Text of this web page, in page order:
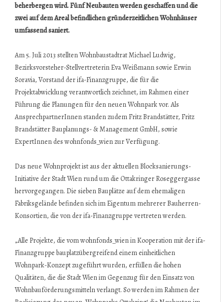
beherbergen wird. Fünf Neubauten werden geschaffen und die
zwei auf dem Areal befindlichen gründerzeitlichen Wohnhäuser
umfassend saniert.
Am 5. Juli 2013 stellten Wohnbaustadtrat Michael Ludwig,
Bezirksvorsteher-Stellvertreterin Eva Weißmann sowie Erwin
Soravia, Vorstand der ifa-Finanzgruppe, die für die
Projektabwicklung verantwortlich zeichnet, im Rahmen einer
Führung die Planungen für den neuen Wohnpark vor. Als
AnsprechpartnerInnen standen zudem Fritz Brandstätter, Fritz
Brandstätter Bauplanungs- & Management GmbH, sowie
ExpertInnen des wohnfonds_wien zur Verfügung.
Das neue Wohnprojekt ist aus der aktuellen Blocksanierungs-
Initiative der Stadt Wien rund um die Ottakringer Roseggergasse
hervorgegangen. Die sieben Bauplätze auf dem ehemaligen
Fabriksgelände befinden sich im Eigentum mehrerer Bauherren-
Konsortien, die von der ifa-Finanzgruppe vertreten werden.
„Alle Projekte, die vom wohnfonds_wien in Kooperation mit der ifa-
Finanzgruppe bauplatzübergreifend einem einheitlichen
Wohnpark-Konzept zugeführt wurden, erfüllen die hohen
Qualitäten, die die Stadt Wien im Gegenzug für den Einsatz von
Wohnbauförderungsmitteln verlangt. So werden im Rahmen der